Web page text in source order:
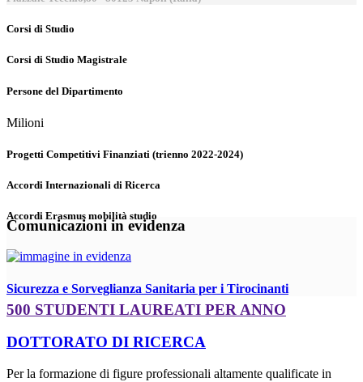
Corsi di Studio
Corsi di Studio Magistrale
Persone del Dipartimento
Milioni
Progetti Competitivi Finanziati (trienno 2022-2024)
Accordi Internazionali di Ricerca
Accordi Erasmus mobilità studio
Comunicazioni in evidenza
Sicurezza e Sorveglianza Sanitaria per i Tirocinanti
500 STUDENTI LAUREATI PER ANNO
DOTTORATO DI RICERCA
Per la formazione di figure professionali altamente qualificate in